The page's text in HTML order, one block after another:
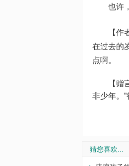
也许，
【作者
在过去的
点啊。
【赠言
非少年。
猜您喜欢...